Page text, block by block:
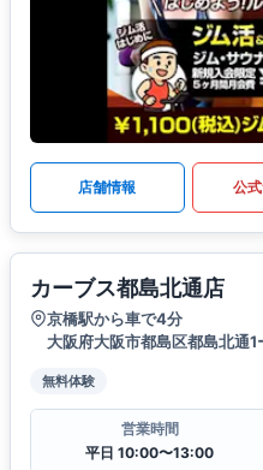
店舗情報 公
カーブス都島北通店
京橋駅から車で4分
大阪府大阪市都島区都島北通
無料体験
営業時間
平日 10:00〜13:00